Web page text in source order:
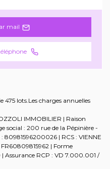
mail
lots.Les charges annuelles
IMMOBILIER | Raison
social : 200 rue de la Pépinière -
| RCS : VIENNE
| Forme
| Assurance RCP : VD 7.000.001 /